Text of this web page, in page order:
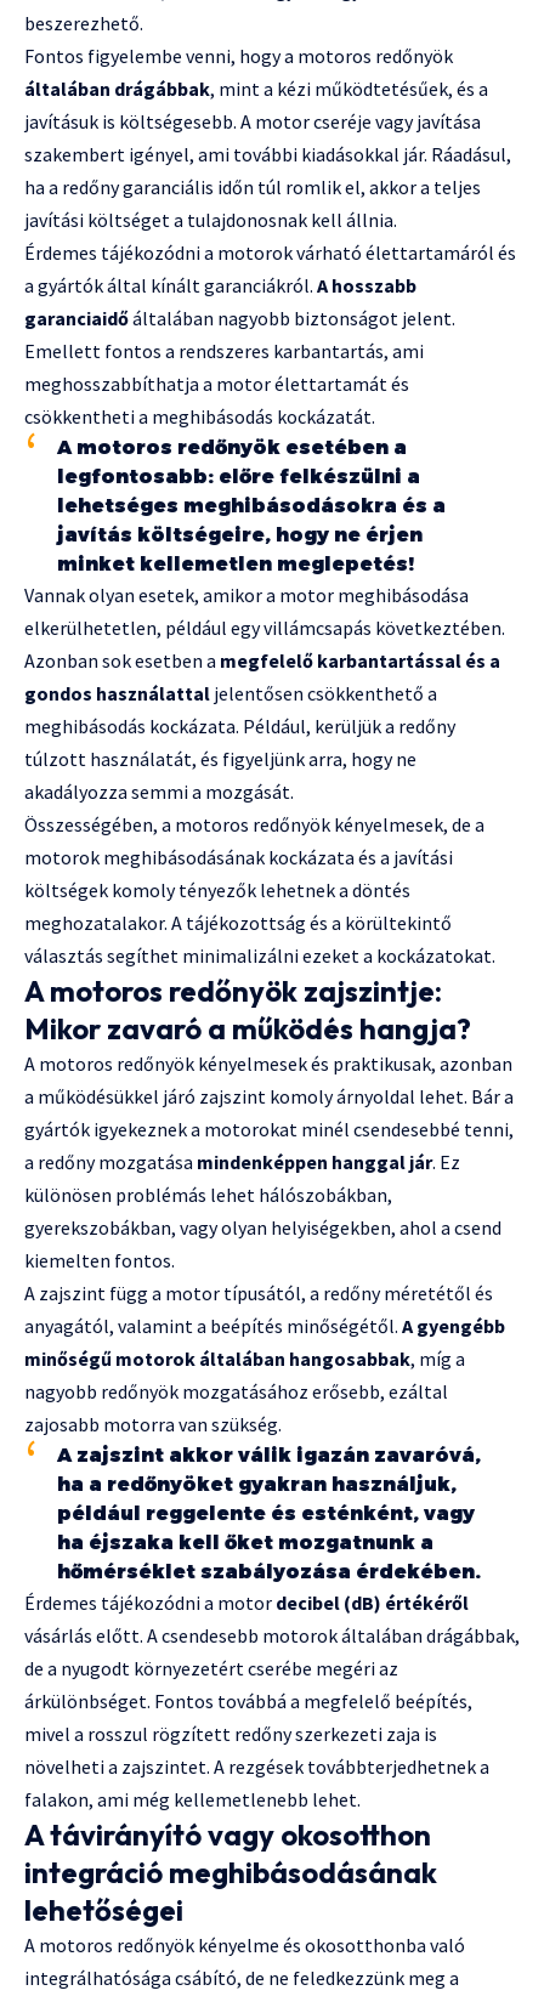
beszerezhető.
Fontos figyelembe venni, hogy a motoros redőnyök
általában drágábbak, mint a kézi működtetésűek, és a
javításuk is költségesebb. A motor cseréje vagy javítása
szakembert igényel, ami további kiadásokkal jár. Ráadásul,
ha a redőny garanciális időn túl romlik el, akkor a teljes
javítási költséget a tulajdonosnak kell állnia.
Érdemes tájékozódni a motorok várható élettartamáról és
a gyártók által kínált garanciákról. A hosszabb
garanciaidőáltalában nagyobb biztonságot jelent.
Emellett fontos a rendszeres karbantartás, ami
meghosszabbíthatja a motor élettartamát és
csökkentheti a meghibásodás kockázatát.
A motoros redőnyök esetében a
legfontosabb: előre felkészülni a
lehetséges meghibásodásokra és a
javítás költségeire, hogy ne érjen
minket kellemetlen meglepetés!
Vannak olyan esetek, amikor a motor meghibásodása
elkerülhetetlen, például egy villámcsapás következtében.
Azonban sok esetben a megfelelő karbantartással és a
gondos használattal jelentősen csökkenthető a
meghibásodás kockázata. Például, kerüljük a redőny
túlzott használatát, és figyeljünk arra, hogy ne
akadályozza semmi a mozgását.
Összességében, a motoros redőnyök kényelmesek, de a
motorok meghibásodásának kockázata és a javítási
költségek komoly tényezők lehetnek a döntés
meghozatalakor. A tájékozottság és a körültekintő
választás segíthet minimalizálni ezeket a kockázatokat.
A motoros redőnyök zajszintje:
Mikor zavaró a működés hangja?
A motoros redőnyök kényelmesek és praktikusak, azonban
a működésükkel járó zajszint komoly árnyoldal lehet. Bár a
gyártók igyekeznek a motorokat minél csendesebbé tenni,
a redőny mozgatása mindenképpen hanggal jár. Ez
különösen problémás lehet hálószobákban,
gyerekszobákban, vagy olyan helyiségekben, ahol a csend
kiemelten fontos.
A zajszint függ a motor típusától, a redőny méretétől és
anyagától, valamint a beépítés minőségétől. A gyengébb
minőségű motorok általában hangosabbak, míg a
nagyobb redőnyök mozgatásához erősebb, ezáltal
zajosabb motorra van szükség.
A zajszint akkor válik igazán zavaróvá,
ha a redőnyöket gyakran használjuk,
például reggelente és esténként, vagy
ha éjszaka kell őket mozgatnunk a
hőmérséklet szabályozása érdekében.
Érdemes tájékozódni a motor decibel (dB) értékéről
vásárlás előtt. A csendesebb motorok általában drágábbak,
de a nyugodt környezetért cserébe megéri az
árkülönbséget. Fontos továbbá a megfelelő beépítés,
mivel a rosszul rögzített redőny szerkezeti zaja is
növelheti a zajszintet. A rezgések továbbterjedhetnek a
falakon, ami még kellemetlenebb lehet.
A távirányító vagy okosotthon
integráció meghibásodásának
lehetőségei
A motoros redőnyök kényelme és okosotthonba való
integrálhatósága csábító, de ne feledkezzünk meg a